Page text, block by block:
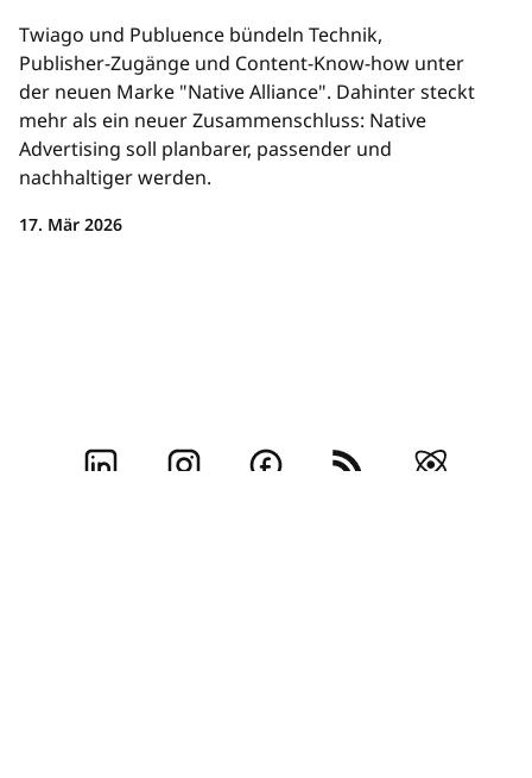
Twiago und Publuence bündeln Technik,
Publisher-Zugänge und Content-Know-how unter
der neuen Marke "Native Alliance". Dahinter steckt
mehr als ein neuer Zusammenschluss: Native
Advertising soll planbarer, passender und
nachhaltiger werden.
17. Mär 2026